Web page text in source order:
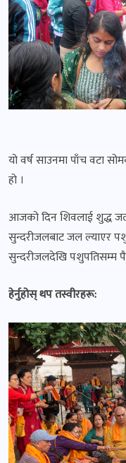
यो वर्ष साउनमा पाँच वटा
हो ।
आजको दिन शिवलाई शुद्ध
सुन्दरीजलबाट जल ल्याएर
सुन्दरीजलदेखि पशुपतिसम्म
हेर्नुहोस् थप तस्वीरहरू: